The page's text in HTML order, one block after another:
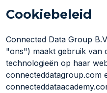
Cookiebeleid
Connected Data Group
"ons") maakt gebruik van
technologieën op haar
connecteddatagroup.com